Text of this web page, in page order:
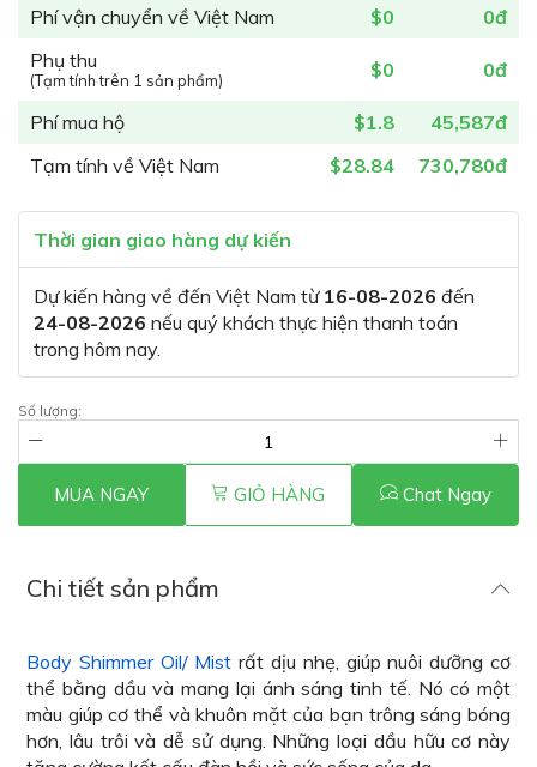
Phí vận chuyển về Việt Nam
$0
0đ
Phụ thu
(Tạm tính trên 1 sản phẩm) $0 0đ
Phí mua hộ $1.8
45,587đ
Tạm tính về Việt Nam
$28.84 730,780đ
Thời gian giao hàng dự kiến
Dự kiến hàng về đến Việt Nam từ 16-08-2026 đến
24-08-2026 nếu quý khách thực hiện thanh toán
trong hôm nay.
Số lượng:
MUA NGAY GIỎ HÀNG Chat Ngay
Chi tiết sản phẩm
Body Shimmer Oil/ Mist rất dịu nhẹ, giúp nuôi dưỡng cơ
thể bằng dầu và mang lại ánh sáng tinh tế. Nó có một
màu giúp cơ thể và khuôn mặt của bạn trông sáng bóng
hơn, lâu trôi và dễ sử dụng. Những loại dầu hữu cơ này